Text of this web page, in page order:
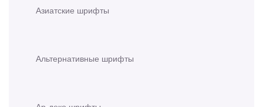
Азиатские шрифты
Альтернативные шрифты